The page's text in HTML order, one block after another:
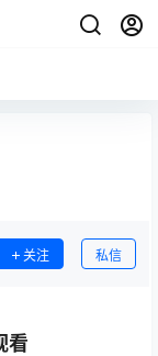
关注 私信
看